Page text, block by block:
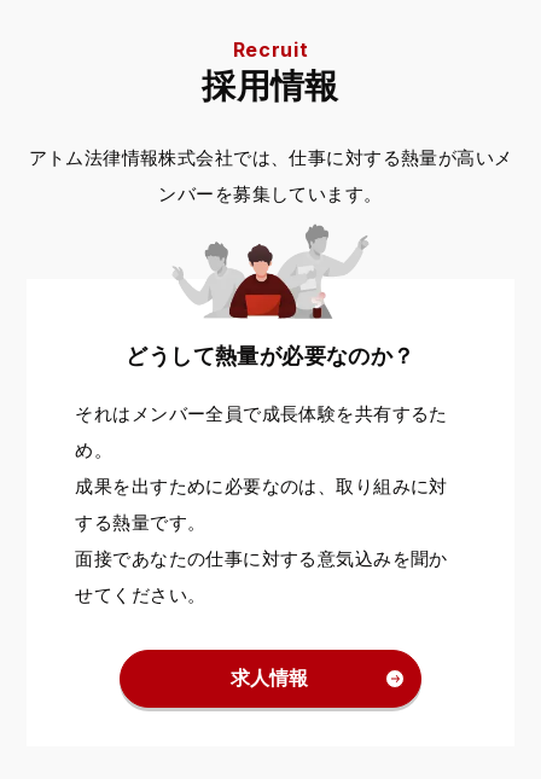
Recruit
採用情報
アトム法律情報株式会社では、仕事に対する熱量が高いメ
ンバーを募集しています。
どうして熱量が必要なのか？
それはメンバー全員で成長体験を共有するた
め。
成果を出すために必要なのは、取り組みに対
する熱量です。
面接であなたの仕事に対する意気込みを聞か
せてください。
求人情報